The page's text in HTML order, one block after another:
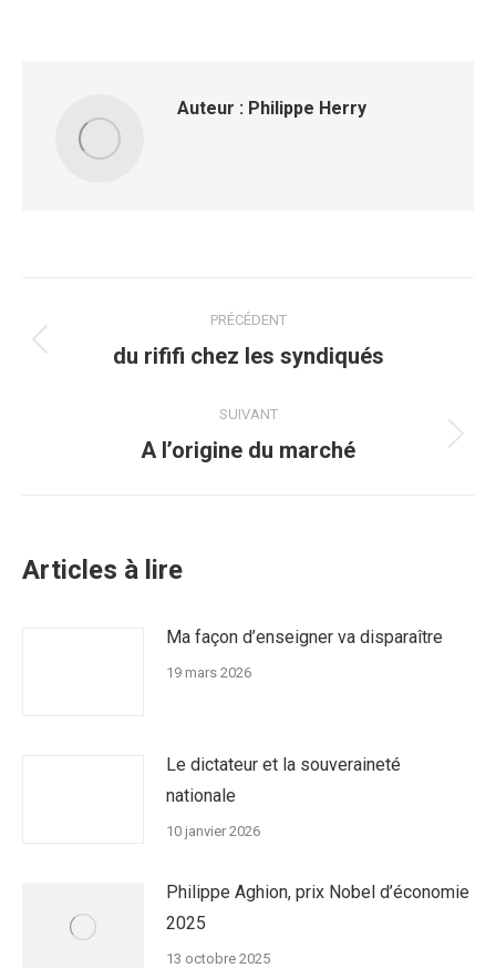
Auteur : Philippe Herry
article
PRÉCÉDENT
Article
:
du rififi chez les syndiqués
SUIVANT
Article
A l’origine du marché
Articles à lire
Ma façon d’enseigner va disparaître
19 mars 2026
Le dictateur et la souveraineté
nationale
10 janvier 2026
Philippe Aghion, prix Nobel d’économie
2025
13 octobre 2025